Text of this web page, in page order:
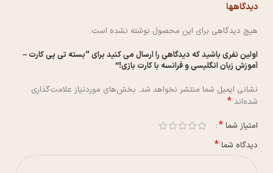
دیدگاهها
هیچ دیدگاهی برای این محصول نوشته نشده است.
اولین نفری باشید که دیدگاهی را ارسال می کنید برای “بسته تی پی کارت –
آموزش زبان انگلیسی و فرانسه با کارت بازی!”
نشانی ایمیل شما منتشر نخواهد شد. بخش‌های موردنیاز علامت‌گذاری
شده‌اند *
امتیاز شما *
دیدگاه شما *